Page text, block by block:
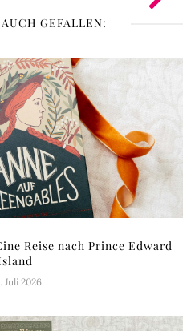
GEFALLEN:
Reise nach Prince Edward
Juli 2026